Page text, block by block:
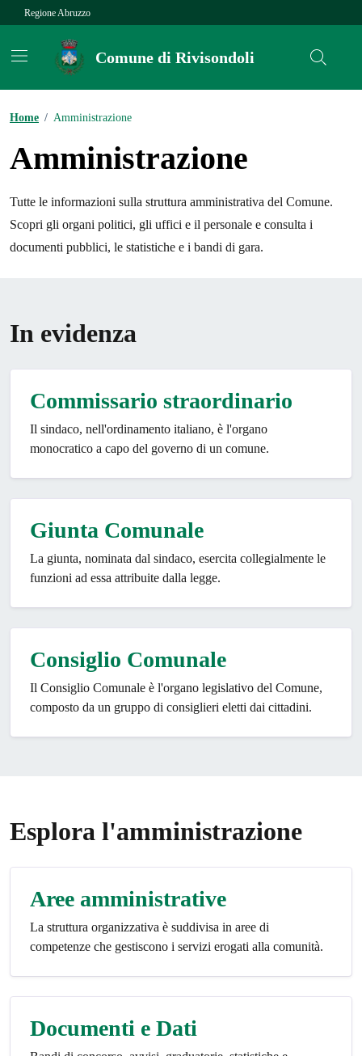
Vai ai contenuti
Vai al footer
Regione Abruzzo
Comune di Rivisondoli
Home / Amministrazione
Amministrazione
Tutte le informazioni sulla struttura amministrativa del Comune.
Scopri gli organi politici, gli uffici e il personale e consulta i
documenti pubblici, le statistiche e i bandi di gara.
In evidenza
Commissario straordinario
Il sindaco, nell'ordinamento italiano, è l'organo
monocratico a capo del governo di un comune.
Giunta Comunale
La giunta, nominata dal sindaco, esercita collegialmente le
funzioni ad essa attribuite dalla legge.
Consiglio Comunale
Il Consiglio Comunale è l'organo legislativo del Comune,
composto da un gruppo di consiglieri eletti dai cittadini.
Esplora l'amministrazione
Aree amministrative
La struttura organizzativa è suddivisa in aree di
competenze che gestiscono i servizi erogati alla comunità.
Documenti e Dati